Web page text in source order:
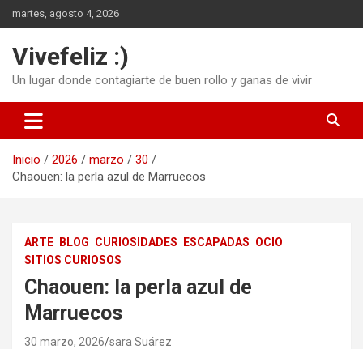
al
martes, agosto 4, 2026
Vivefeliz :)
Un lugar donde contagiarte de buen rollo y ganas de vivir
Inicio 2026 marzo
30
Chaouen: la perla azul de Marruecos
ARTE BLOG CURIOSIDADES ESCAPADAS OCIO
SITIOS CURIOSOS
Chaouen: la perla azul de
Marruecos
30 marzo, 2026 sara Suárez